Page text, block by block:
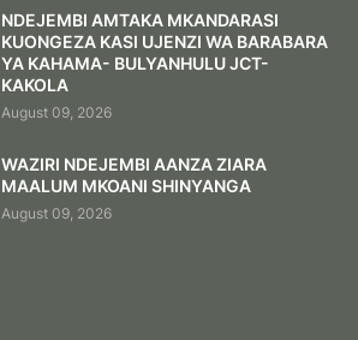
NDEJEMBI AMTAKA MKANDARASI
KUONGEZA KASI UJENZI WA BARABARA
YA KAHAMA- BULYANHULU JCT-
KAKOLA
August 09, 2026
WAZIRI NDEJEMBI AANZA ZIARA
MAALUM MKOANI SHINYANGA
August 09, 2026